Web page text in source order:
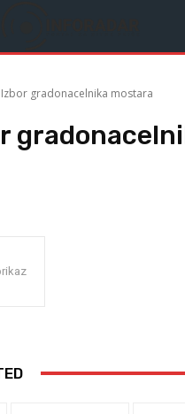
Izbor gradonacelnika mostara